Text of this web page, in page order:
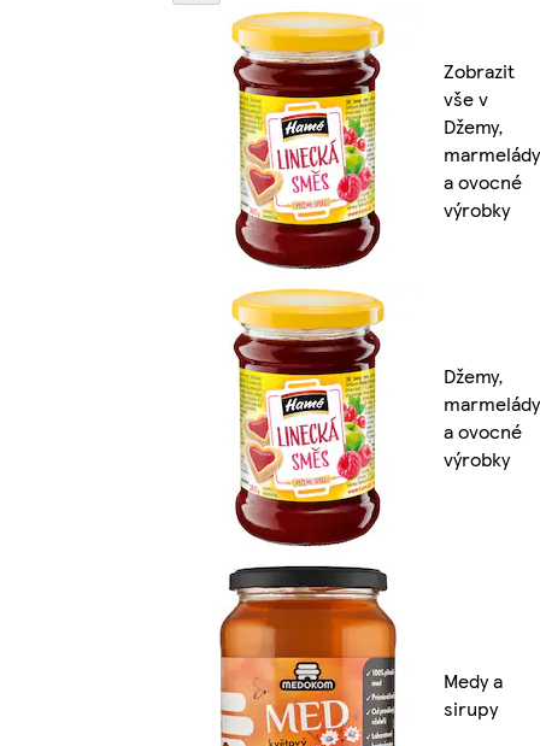
Zobrazit
vše v
Džemy,
marmelády
a ovocné
výrobky
Džemy,
marmelády
a ovocné
výrobky
Medy a
sirupy